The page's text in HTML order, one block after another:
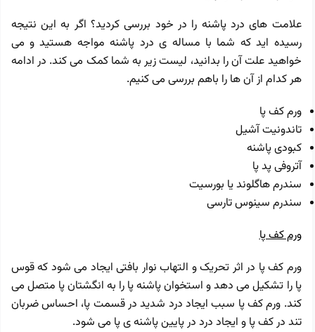
علامت های درد پاشنه را در خود بررسی کردید؟ اگر به این نتیجه
رسیده اید که شما با مساله ی درد پاشنه مواجه هستید و می
خواهید علت آن را بدانید، لیست زیر به شما کمک می کند. در ادامه
هر کدام از آن ها را باهم بررسی می کنیم.
ورم کف پا
تاندونیت آشیل
کبودی پاشنه
آتروفی پد پا
سندرم‌ هاگلوند یا بورسیت
سندرم سینوس تارسی
ورم کف پا
ورم کف پا در اثر تحریک و التهاب نوار بافتی ایجاد می شود که قوس
پا را تشکیل می ‌دهد و استخوان پاشنه پا را به انگشتان پا متصل می
‌کند. ورم کف پا سبب ایجاد درد شدید در قسمت پا، احساس ضربان
تند در کف پا و ایجاد درد در پایین پاشنه ی پا می شود.